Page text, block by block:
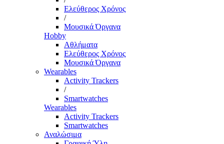
Ελεύθερος Χρόνος
/
Μουσικά Όργανα
Hobby
Αθλήματα
Ελεύθερος Χρόνος
Μουσικά Όργανα
Wearables
Activity Trackers
/
Smartwatches
Wearables
Activity Trackers
Smartwatches
Αναλώσιμα